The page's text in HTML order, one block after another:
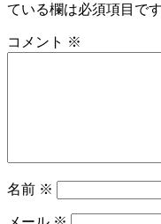
ている欄は必須項目です
コメント ※
名前 ※